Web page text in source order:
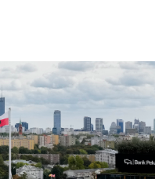
Mondiali calcio 2026